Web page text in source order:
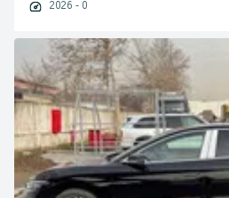
2026 - 0